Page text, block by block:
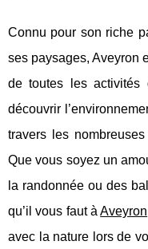
Connu pour son riche
ses paysages, Aveyron
de toutes les
découvrir
travers les
Que vous soyez un
la randonnée ou des
qu’il vous faut àAveyron
avec la nature lors de